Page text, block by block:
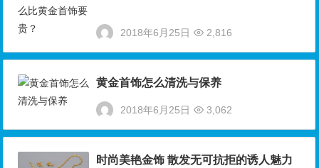
2018年6月25日 2,816
黄金首饰怎么清洗与保养
2018年6月25日 3,062
时尚美艳金饰 散发无可抗拒的诱人魅力